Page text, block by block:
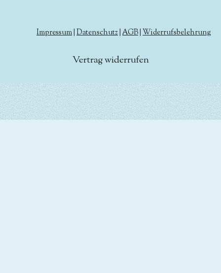
Impressum Datenschutz AGB Widerrufsbelehrung
Vertrag widerrufen